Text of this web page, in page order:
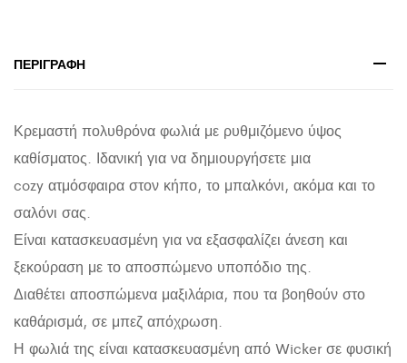
HM5755.01
quantity
ΠΕΡΙΓΡΑΦΉ
Κρεμαστή πολυθρόνα φωλιά με ρυθμιζόμενο ύψος
καθίσματος. Ιδανική για να δημιουργήσετε μια
cozy ατμόσφαιρα στον κήπο, το μπαλκόνι, ακόμα και το
σαλόνι σας.
Είναι κατασκευασμένη για να εξασφαλίζει άνεση και
ξεκούραση με το αποσπώμενο υποπόδιο της.
Διαθέτει αποσπώμενα μαξιλάρια, που τα βοηθούν στο
καθάρισμά, σε μπεζ απόχρωση.
Η φωλιά της είναι κατασκευασμένη από Wicker σε φυσική